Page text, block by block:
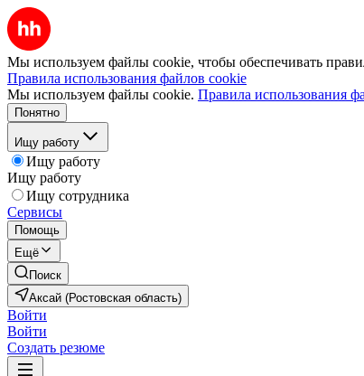
Мы используем файлы cookie, чтобы обеспечивать
Правила использования файлов cookie
Мы используем файлы cookie. Правила использования
Понятно
Ищу работу
Ищу работу
Ищу работу
Ищу сотрудника
Сервисы
Помощь
Ещё
Поиск
Аксай (Ростовская область)
Войти
Войти
Создать резюме